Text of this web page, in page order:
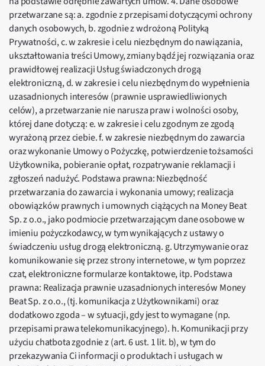
przetwarzane są: a. zgodnie z przepisami dotyczącymi ochrony
danych osobowych, b. zgodnie z wdrożoną Polityką
Prywatności, c. w zakresie i celu niezbędnym do nawiązania,
ukształtowania treści Umowy, zmiany bądź jej rozwiązania oraz
prawidłowej realizacji Usług świadczonych drogą
elektroniczną, d. w zakresie i celu niezbędnym do wypełnienia
uzasadnionych interesów (prawnie usprawiedliwionych
celów), a przetwarzanie nie narusza praw i wolności osoby,
której dane dotyczą: e. w zakresie i celu zgodnym ze zgodą
wyrażoną przez ciebie. f. w zakresie niezbędnym do zawarcia
oraz wykonanie Umowy o Pożyczkę, potwierdzenie tożsamości
Użytkownika, pobieranie opłat, rozpatrywanie reklamacji i
zgłoszeń nadużyć. Podstawa prawna: Niezbędność
przetwarzania do zawarcia i wykonania umowy; realizacja
obowiązków prawnych i umownych ciążących na Money Beat
Sp. z o.o., jako podmiocie przetwarzającym dane osobowe w
imieniu pożyczkodawcy, w tym wynikających z ustawy o
świadczeniu usług drogą elektroniczną. g. Utrzymywanie oraz
komunikowanie się przez strony internetowe, w tym poprzez
czat, elektroniczne formularze kontaktowe, itp. Podstawa
prawna: Realizacja prawnie uzasadnionych interesów Money
Beat Sp. z o.o., (tj. komunikacja z Użytkownikami) oraz
dodatkowo zgoda – w sytuacji, gdy jest to wymagane (np.
przepisami prawa telekomunikacyjnego). h. Komunikacji przy
użyciu chatbota zgodnie z (art. 6 ust. 1 lit. b), w tym do
przekazywania Ci informacji o produktach i usługach w